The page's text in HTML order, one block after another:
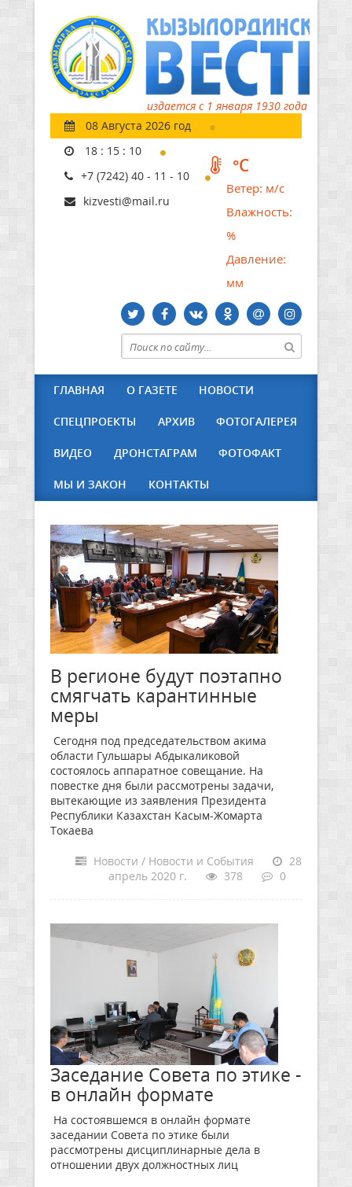
издается с 1 января 1930 года
08 Августа 2026 год
18 : 15 : 11
+7 (7242) 40 - 11 - 10
kizvesti@mail.ru
°C
Ветер: м/с
Влажность:
%
Давление:
мм
ГЛАВНАЯ О ГАЗЕТЕ НОВОСТИ
СПЕЦПРОЕКТЫ АРХИВ ФОТОГАЛЕРЕЯ
ВИДЕО ДРОНСТАГРАМ ФОТОФАКТ
МЫ И ЗАКОН КОНТАКТЫ
В регионе будут поэтапно
смягчать карантинные
меры
Сегодня под председательством акима
области Гульшары Абдыкаликовой
состоялось аппаратное совещание. На
повестке дня были рассмотрены задачи,
вытекающие из заявления Президента
Республики Казахстан Касым-Жомарта
Токаева
Новости / Новости и События
28
апрель 2020 г.
378 0
Заседание Совета по этике -
в онлайн формате
На состоявшемся в онлайн формате
заседании Совета по этике были
рассмотрены дисциплинарные дела в
отношении двух должностных лиц